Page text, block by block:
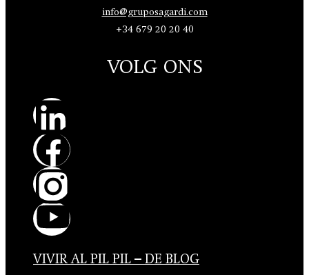
info@gruposagardi.com
+34 679 20 20 40
VOLG ONS
VIVIR AL PIL PIL – DE BLOG